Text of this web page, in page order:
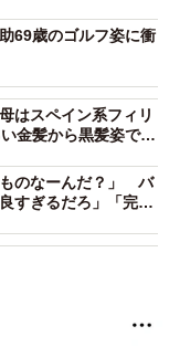
69歳のゴルフ姿に衝
はスペイン系フィリ
金髪から黒髪姿で印
ものなーんだ？」 バ
すぎるだろ」「完璧